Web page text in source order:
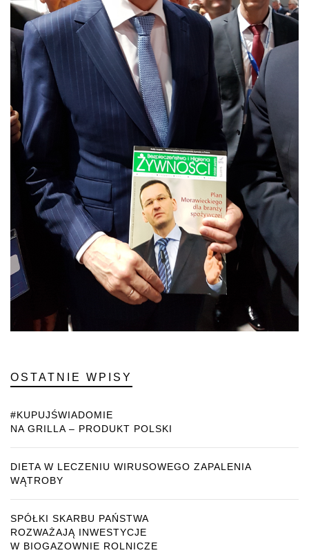
OSTATNIE WPISY
#KUPUJŚWIADOMIE
NA GRILLA – PRODUKT POLSKI
DIETA W LECZENIU WIRUSOWEGO ZAPALENIA
WĄTROBY
SPÓŁKI SKARBU PAŃSTWA
ROZWAŻAJĄ INWESTYCJE
W BIOGAZOWNIE ROLNICZE